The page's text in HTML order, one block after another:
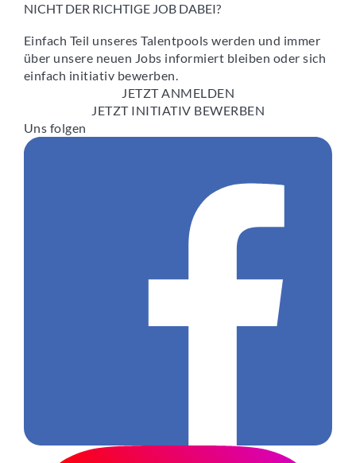
NICHT DER RICHTIGE JOB DABEI?
Einfach Teil unseres Talentpools werden und immer
über unsere neuen Jobs informiert bleiben oder sich
einfach initiativ bewerben.
JETZT ANMELDEN
JETZT INITIATIV BEWERBEN
Uns folgen